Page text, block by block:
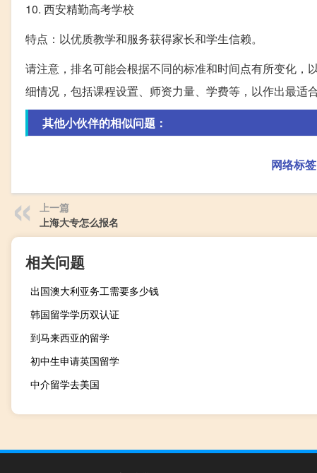
10. 西安精勤高考学校
特点：以优质教学和服务获得家长和学生信赖。
请注意，排名可能会根据不同的标准和时间点有所变化
细情况，包括课程设置、师资力量、学费等，以作出最适
其他小伙伴的相似问题：
网络标签
上一篇
上海大专怎么报名
相关问题
出国澳大利亚务工需要多少钱
韩国留学学历双认证
到马来西亚的留学
初中生申请英国留学
中介留学去美国